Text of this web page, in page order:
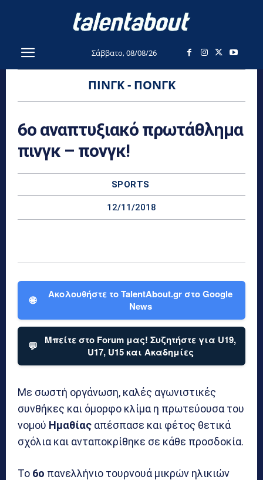
Σάββατο, 08/08/26
ΠΙΝΓΚ - ΠΟΝΓΚ
6ο αναπτυξιακό πρωτάθλημα
πινγκ – πονγκ!
SPORTS
12/11/2018
🌐
Ακολουθήστε το TalentAbout.gr στο Google
News
💬
Μπείτε στο Forum μας! Συζητήστε για U19,
U17, U15 και Ακαδημίες
Με σωστή οργάνωση, καλές αγωνιστικές
συνθήκες και όμορφο κλίμα η πρωτεύουσα του
νομού Ημαθίας απέσπασε και φέτος θετικά
σχόλια και ανταποκρίθηκε σε κάθε προσδοκία.
Το 6ο πανελλήνιο τουρνουά μικρών ηλικιών